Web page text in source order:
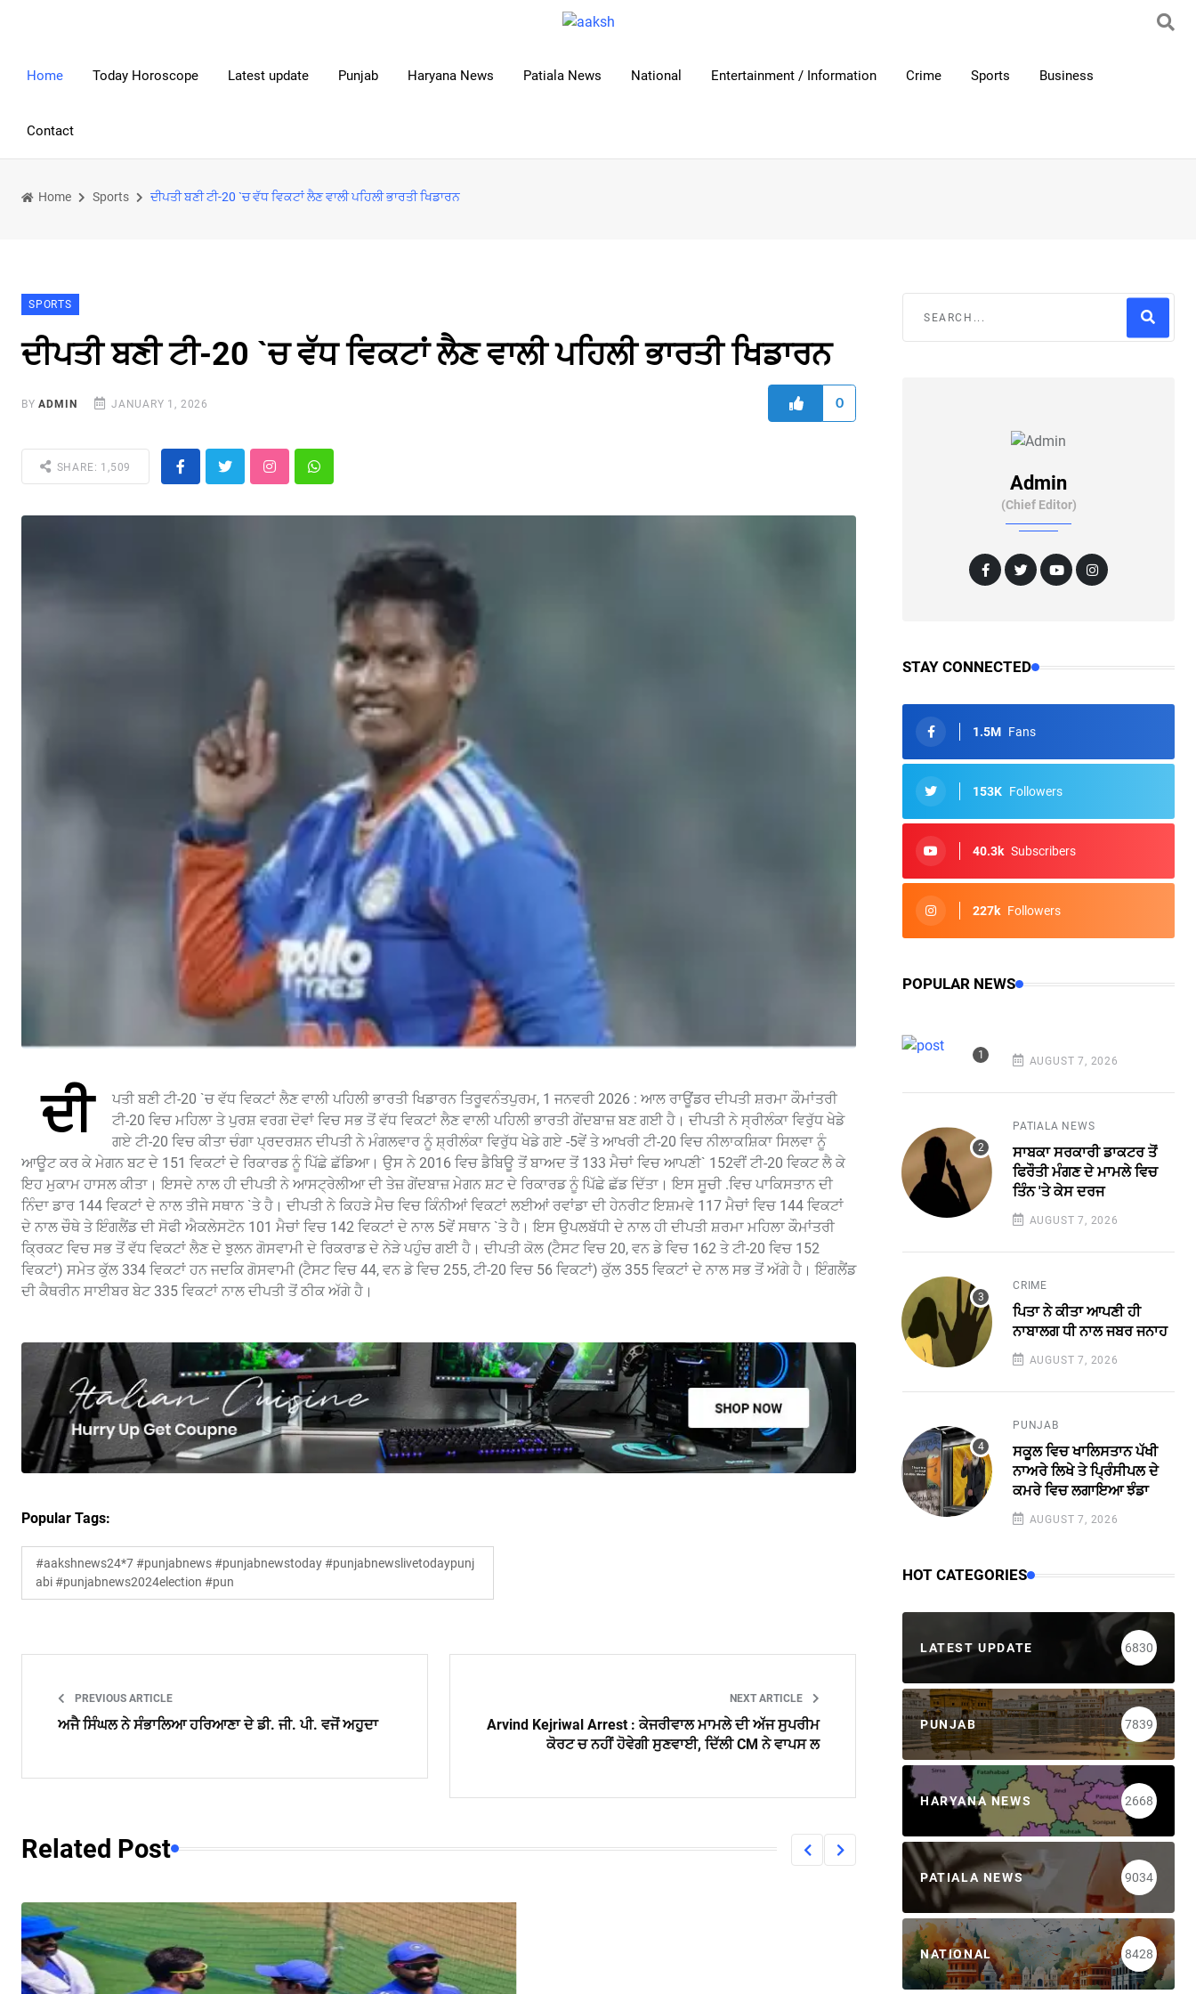
Home Today Horoscope Latest update Punjab Haryana News Patiala News National Entertainment / Information Crime Sports Business
Contact
Home Sports ਦੀਪਤੀ ਬਣੀ ਟੀ-20 `ਚ ਵੱਧ ਵਿਕਟਾਂ ਲੈਣ ਵਾਲੀ ਪਹਿਲੀ ਭਾਰਤੀ ਖਿਡਾਰਨ
SPORTS
ਦੀਪਤੀ ਬਣੀ ਟੀ-20 `ਚ ਵੱਧ ਵਿਕਟਾਂ ਲੈਣ ਵਾਲੀ ਪਹਿਲੀ ਭਾਰਤੀ ਖਿਡਾਰਨ
BYADMIN JANUARY 1, 2026 0
SHARE: 1,509
ਦੀ
ਪਤੀ ਬਣੀ ਟੀ-20 `ਚ ਵੱਧ ਵਿਕਟਾਂ ਲੈਣ ਵਾਲੀ ਪਹਿਲੀ ਭਾਰਤੀ ਖਿਡਾਰਨ ਤਿਰੂਵਨੰਤਪੁਰਮ, 1 ਜਨਵਰੀ 2026 : ਆਲ ਰਾਊਂਡਰ ਦੀਪਤੀ ਸ਼ਰਮਾ ਕੌਮਾਂਤਰੀ
ਟੀ-20 ਵਿਚ ਮਹਿਲਾ ਤੇ ਪੁਰਸ਼ ਵਰਗ ਦੋਵਾਂ ਵਿਚ ਸਭ ਤੋਂ ਵੱਧ ਵਿਕਟਾਂ ਲੈਣ ਵਾਲੀ ਪਹਿਲੀ ਭਾਰਤੀ ਗੇਂਦਬਾਜ਼ ਬਣ ਗਈ ਹੈ। ਦੀਪਤੀ ਨੇ ਸ੍ਰੀਲੰਕਾ ਵਿਰੁੱਧ ਖੇਡੇ
ਗਏ ਟੀ-20 ਵਿਚ ਕੀਤਾ ਚੰਗਾ ਪ੍ਰਦਰਸ਼ਨ ਦੀਪਤੀ ਨੇ ਮੰਗਲਵਾਰ ਨੂੰ ਸ਼੍ਰੀਲੰਕਾ ਵਿਰੁੱਧ ਖੇਡੇ ਗਏ -5ਵੇਂ ਤੇ ਆਖਰੀ ਟੀ-20 ਵਿਚ ਨੀਲਾਕਸ਼ਿਕਾ ਸਿਲਵਾ ਨੂੰ
ਆਊਟ ਕਰ ਕੇ ਮੇਗਨ ਬਟ ਦੇ 151 ਵਿਕਟਾਂ ਦੇ ਰਿਕਾਰਡ ਨੂੰ ਪਿੱਛੇ ਛੱਡਿਆ। ਉਸ ਨੇ 2016 ਵਿਚ ਡੈਬਿਊ ਤੋਂ ਬਾਅਦ ਤੋਂ 133 ਮੈਚਾਂ ਵਿਚ ਆਪਣੀ` 152ਵੀਂ ਟੀ-20 ਵਿਕਟ ਲੈ ਕੇ
ਇਹ ਮੁਕਾਮ ਹਾਸਲ ਕੀਤਾ। ਇਸਦੇ ਨਾਲ ਹੀ ਦੀਪਤੀ ਨੇ ਆਸਟ੍ਰੇਲੀਆ ਦੀ ਤੇਜ਼ ਗੇਂਦਬਾਜ਼ ਮੇਗਨ ਸ਼ਟ ਦੇ ਰਿਕਾਰਡ ਨੂੰ ਪਿੱਛੇ ਛੱਡ ਦਿੱਤਾ। ਇਸ ਸੂਚੀ .ਵਿਚ ਪਾਕਿਸਤਾਨ ਦੀ
ਨਿੰਦਾ ਡਾਰ 144 ਵਿਕਟਾਂ ਦੇ ਨਾਲ ਤੀਜੇ ਸਥਾਨ `ਤੇ ਹੈ। ਦੀਪਤੀ ਨੇ ਕਿਹੜੇ ਮੈਚ ਵਿਚ ਕਿੰਨੀਆਂ ਵਿਕਟਾਂ ਲਈਆਂ ਰਵਾਂਡਾ ਦੀ ਹੇਨਰੀਟ ਇਸ਼ਮਵੇ 117 ਮੈਚਾਂ ਵਿਚ 144 ਵਿਕਟਾਂ
ਦੇ ਨਾਲ ਚੌਥੇ ਤੇ ਇੰਗਲੈਂਡ ਦੀ ਸੋਫੀ ਐਕਲੇਸਟੋਨ 101 ਮੈਚਾਂ ਵਿਚ 142 ਵਿਕਟਾਂ ਦੇ ਨਾਲ 5ਵੇਂ ਸਥਾਨ `ਤੇ ਹੈ। ਇਸ ਉਪਲਬੱਧੀ ਦੇ ਨਾਲ ਹੀ ਦੀਪਤੀ ਸ਼ਰਮਾ ਮਹਿਲਾ ਕੌਮਾਂਤਰੀ
ਕ੍ਰਿਕਟ ਵਿਚ ਸਭ ਤੋਂ ਵੱਧ ਵਿਕਟਾਂ ਲੈਣ ਦੇ ਝੁਲਨ ਗੋਸਵਾਮੀ ਦੇ ਰਿਕਰਾਡ ਦੇ ਨੇੜੇ ਪਹੁੰਚ ਗਈ ਹੈ। ਦੀਪਤੀ ਕੋਲ (ਟੈਸਟ ਵਿਚ 20, ਵਨ ਡੇ ਵਿਚ 162 ਤੇ ਟੀ-20 ਵਿਚ 152
ਵਿਕਟਾਂ) ਸਮੇਤ ਕੁੱਲ 334 ਵਿਕਟਾਂ ਹਨ ਜਦਕਿ ਗੋਸਵਾਮੀ (ਟੈਸਟ ਵਿਚ 44, ਵਨ ਡੇ ਵਿਚ 255, ਟੀ-20 ਵਿਚ 56 ਵਿਕਟਾਂ) ਕੁੱਲ 355 ਵਿਕਟਾਂ ਦੇ ਨਾਲ ਸਭ ਤੋਂ ਅੱਗੇ ਹੈ। ਇੰਗਲੈਂਡ
ਦੀ ਕੈਥਰੀਨ ਸਾਈਬਰ ਬੇਟ 335 ਵਿਕਟਾਂ ਨਾਲ ਦੀਪਤੀ ਤੋਂ ਠੀਕ ਅੱਗੇ ਹੈ।
Popular Tags:
#aakshnews24*7 #punjabnews #punjabnewstoday #punjabnewslivetodaypunj
abi #punjabnews2024election #pun
PREVIOUS ARTICLE
ਅਜੈ ਸਿੰਘਲ ਨੇ ਸੰਭਾਲਿਆ ਹਰਿਆਣਾ ਦੇ ਡੀ. ਜੀ. ਪੀ. ਵਜੋਂ ਅਹੁੁਦਾ
NEXT ARTICLE
Arvind Kejriwal Arrest : ਕੇਜਰੀਵਾਲ ਮਾਮਲੇ ਦੀ ਅੱਜ ਸੁਪਰੀਮ
ਕੋਰਟ ਚ ਨਹੀਂ ਹੋਵੇਗੀ ਸੁਣਵਾਈ, ਦਿੱਲੀ CM ਨੇ ਵਾਪਸ ਲ
Related Post
Admin
(Chief Editor)
STAY CONNECTED
1.5M Fans
153K Followers
40.3k Subscribers
227k Followers
POPULAR NEWS
AUGUST 7, 2026
PATIALA NEWS
ਸਾਬਕਾ ਸਰਕਾਰੀ ਡਾਕਟਰ ਤੋਂ
ਫਿਰੌਤੀ ਮੰਗਣ ਦੇ ਮਾਮਲੇ ਵਿਚ
ਤਿੰਨ 'ਤੇ ਕੇਸ ਦਰਜ
AUGUST 7, 2026
CRIME
ਪਿਤਾ ਨੇ ਕੀਤਾ ਆਪਣੀ ਹੀ
ਨਾਬਾਲਗ ਧੀ ਨਾਲ ਜਬਰ ਜਨਾਹ
AUGUST 7, 2026
PUNJAB
ਸਕੂਲ ਵਿਚ ਖਾਲਿਸਤਾਨ ਪੱਖੀ
ਨਾਅਰੇ ਲਿਖੇ ਤੇ ਪ੍ਰਿੰਸੀਪਲ ਦੇ
ਕਮਰੇ ਵਿਚ ਲਗਾਇਆ ਝੰਡਾ
AUGUST 7, 2026
HOT CATEGORIES
LATEST UPDATE 6830
PUNJAB 7839
HARYANA NEWS 2668
PATIALA NEWS 9034
NATIONAL 8428